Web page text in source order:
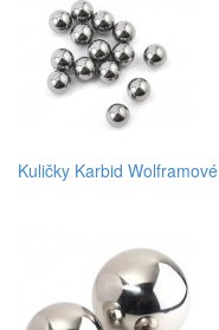
Kuličky Karbid Wolframové